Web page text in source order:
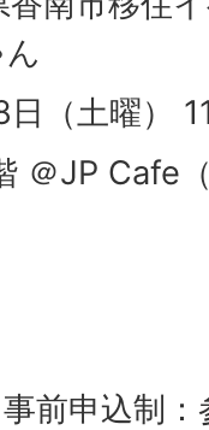
（土曜）
＠JP Cafe
前申込制：